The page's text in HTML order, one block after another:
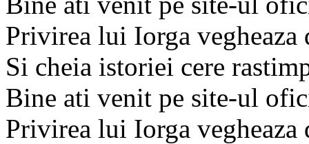
Privirea lui Iorga
Si cheia istoriei cere
Bine ati venit pe site-ul
Privirea lui Iorga